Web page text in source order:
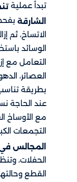
تبدأ عملية
الشارقة
الاتساخ، ثم
الوسائد
التعامل مع
العصائر،
بطريقة
عند الحاجة
مع الأوساخ
التجمعات
المجالس
الحفلات،
القطع